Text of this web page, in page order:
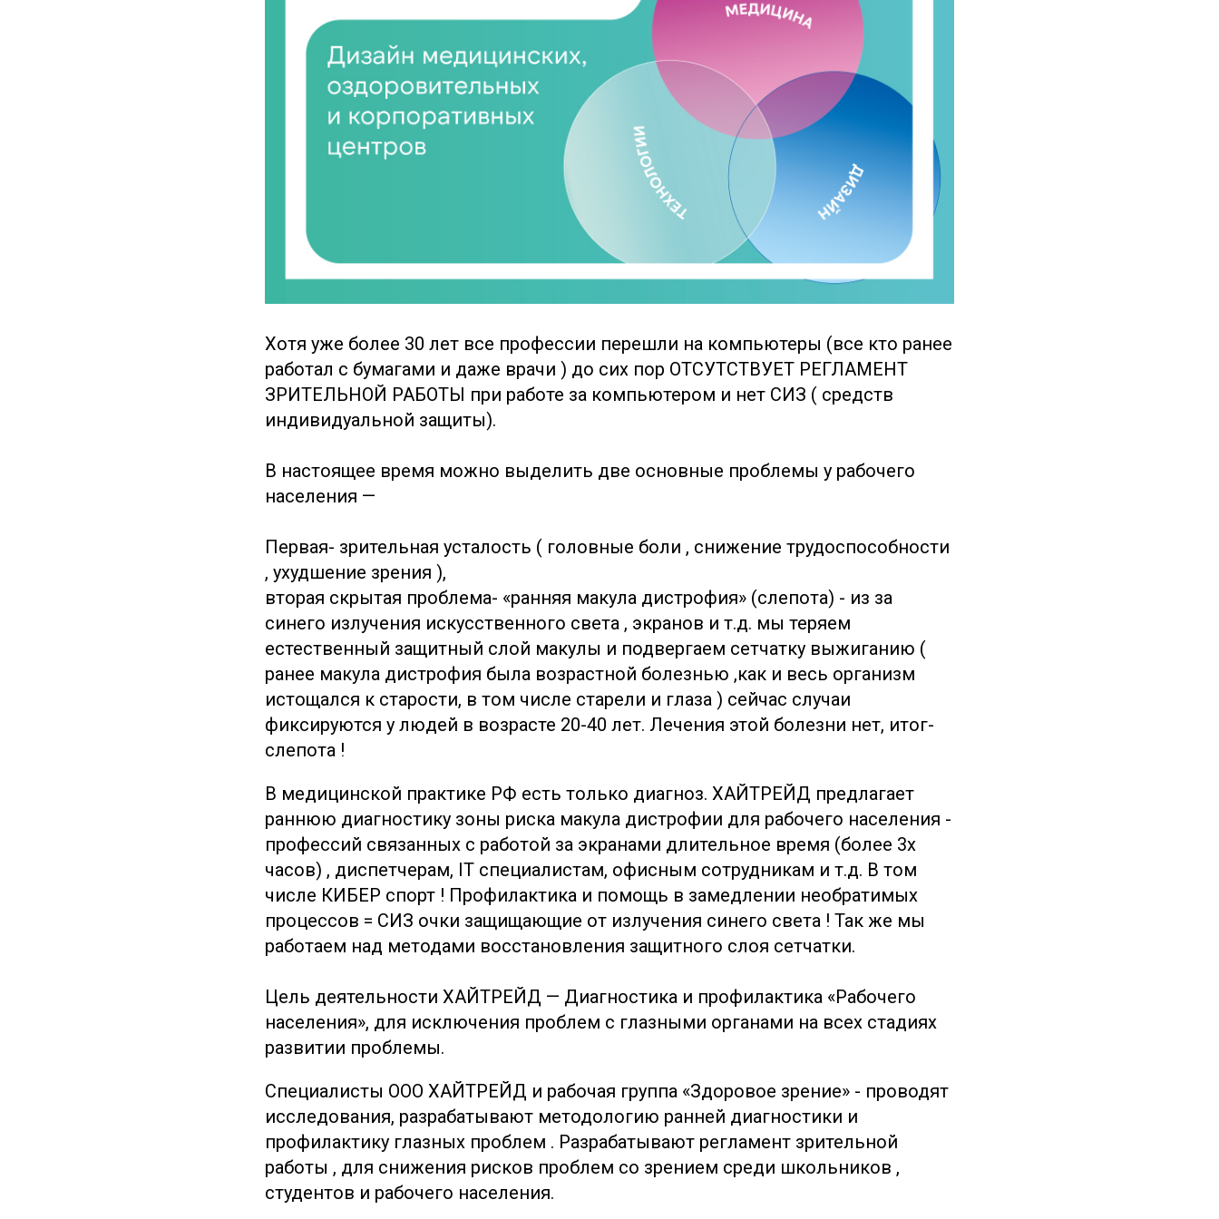
Хотя уже более 30 лет все профессии перешли на компьютеры (все кто ранее
работал с бумагами и даже врачи ) до сих пор ОТСУТСТВУЕТ РЕГЛАМЕНТ
ЗРИТЕЛЬНОЙ РАБОТЫ при работе за компьютером и нет СИЗ ( средств
индивидуальной защиты).
В настоящее время можно выделить две основные проблемы у рабочего
населения —
Первая- зрительная усталость ( головные боли , снижение трудоспособности
, ухудшение зрения ),
вторая скрытая проблема- «ранняя макула дистрофия» (слепота) - из за
синего излучения искусственного света , экранов и т.д. мы теряем
естественный защитный слой макулы и подвергаем сетчатку выжиганию (
ранее макула дистрофия была возрастной болезнью ,как и весь организм
истощался к старости, в том числе старели и глаза ) сейчас случаи
фиксируются у людей в возрасте 20-40 лет. Лечения этой болезни нет, итог-
слепота !
В медицинской практике РФ есть только диагноз. ХАЙТРЕЙД предлагает
раннюю диагностику зоны риска макула дистрофии для рабочего населения -
профессий связанных с работой за экранами длительное время (более 3х
часов) , диспетчерам, IT специалистам, офисным сотрудникам и т.д. В том
числе КИБЕР спорт ! Профилактика и помощь в замедлении необратимых
процессов = СИЗ очки защищающие от излучения синего света ! Так же мы
работаем над методами восстановления защитного слоя сетчатки.
Цель деятельности ХАЙТРЕЙД — Диагностика и профилактика «Рабочего
населения», для исключения проблем с глазными органами на всех стадиях
развитии проблемы.
Специалисты ООО ХАЙТРЕЙД и рабочая группа «Здоровое зрение» - проводят
исследования, разрабатывают методологию ранней диагностики и
профилактику глазных проблем . Разрабатывают регламент зрительной
работы , для снижения рисков проблем со зрением среди школьников ,
студентов и рабочего населения.